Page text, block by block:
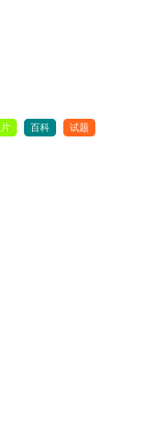
百科 试题